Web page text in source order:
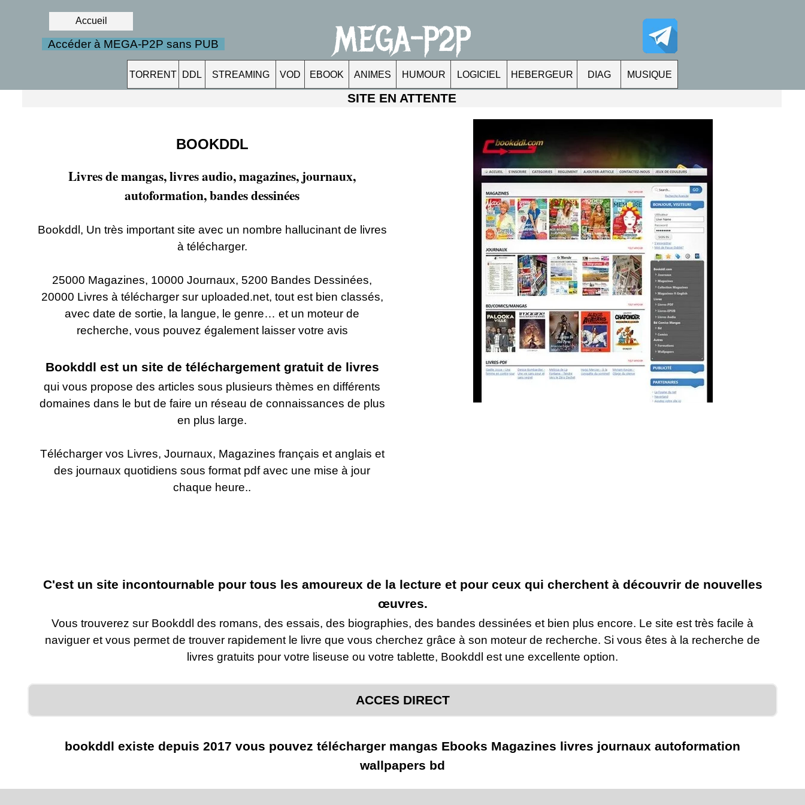
MEGA-P2P
Accueil
TORRENT DDL STREAMING VOD EBOOK ANIMES HUMOUR LOGICIEL HEBERGEUR DIAG MUSIQUE
Accéder à MEGA-P2P sans PUB
SITE EN ATTENTE
BOOKDDL
Livres de mangas, livres audio, magazines, journaux,
autoformation, bandes dessinées
Bookddl, Un très important site avec un nombre hallucinant de livres
à télécharger.
25000 Magazines, 10000 Journaux, 5200 Bandes Dessinées,
20000 Livres à télécharger sur uploaded.net, tout est bien classés,
avec date de sortie, la langue, le genre… et un moteur de
recherche, vous pouvez également laisser votre avis
Bookddl est un site de téléchargement gratuit de livres
qui vous propose des articles sous plusieurs thèmes en différents
domaines dans le but de faire un réseau de connaissances de plus
en plus large.
Télécharger vos Livres, Journaux, Magazines français et anglais et
des journaux quotidiens sous format pdf avec une mise à jour
chaque heure..
C'est un site incontournable pour tous les amoureux de la lecture et pour ceux qui cherchent à découvrir de nouvelles
œuvres.
Vous trouverez sur Bookddl des romans, des essais, des biographies, des bandes dessinées et bien plus encore. Le site est très facile à
naviguer et vous permet de trouver rapidement le livre que vous cherchez grâce à son moteur de recherche. Si vous êtes à la recherche de
livres gratuits pour votre liseuse ou votre tablette, Bookddl est une excellente option.
ACCES DIRECT
bookddl existe depuis 2017 vous pouvez télécharger mangas Ebooks Magazines livres journaux autoformation
wallpapers bd